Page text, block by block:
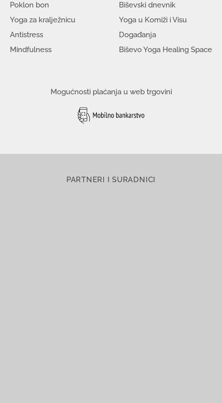
Poklon bon
Yoga za kralježnicu
Antistress
Mindfulness
Biševski dnevnik
Yoga u Komiži i Visu
Događanja
Biševo Yoga Healing Space
Mogućnosti plaćanja u web trgovini
PARTNERI I SURADNICI